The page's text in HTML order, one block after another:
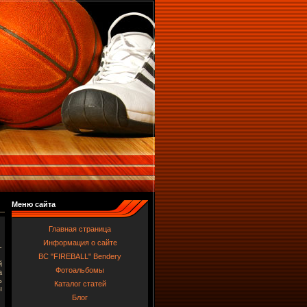
Меню сайта
Главная страница
Информация о сайте
BC "FIREBALL" Bendery
Фотоальбомы
Каталог статей
Блог